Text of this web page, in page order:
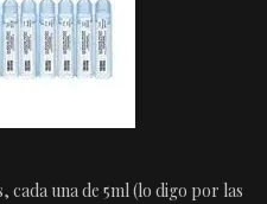
cada una de 5ml (lo digo por las